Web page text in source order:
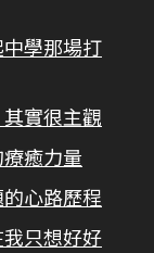
學那場打
實很主觀
癒力量
心路歷程
只想好好